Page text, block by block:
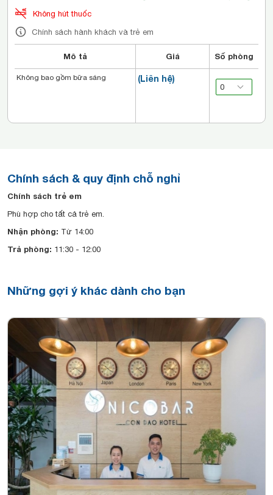
Không hút thuốc
Chính sách hành khách và trẻ em
Mô tả Giá Số phòng
(Liên hệ)
Không bao gồm bữa sáng
Chính sách & quy định chỗ nghỉ
Chính sách trẻ em
Phù hợp cho tất cả trẻ em.
Nhận phòng: Từ 14:00
Trả phòng: 11:30 - 12:00
Những gợi ý khác dành cho bạn